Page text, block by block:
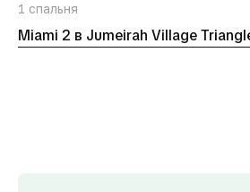
1 спальня
Miami 2 в Jumeirah Village